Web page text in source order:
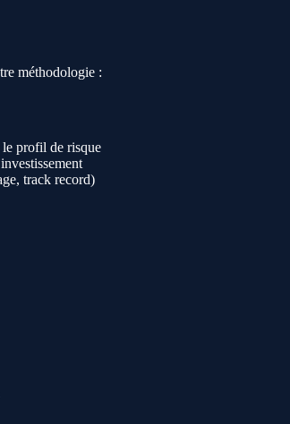
méthodologie :
le profil de risque
track record)